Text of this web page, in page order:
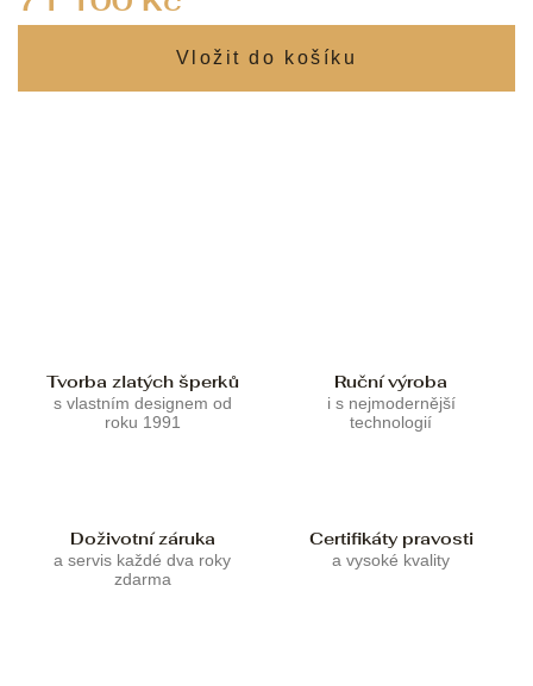
Tvorba zlatých šperků
s vlastním designem od
roku 1991
Ruční výroba
i s nejmodernější
technologií
Doživotní záruka
a servis každé dva roky
zdarma
Certifikáty pravosti
a vysoké kvality